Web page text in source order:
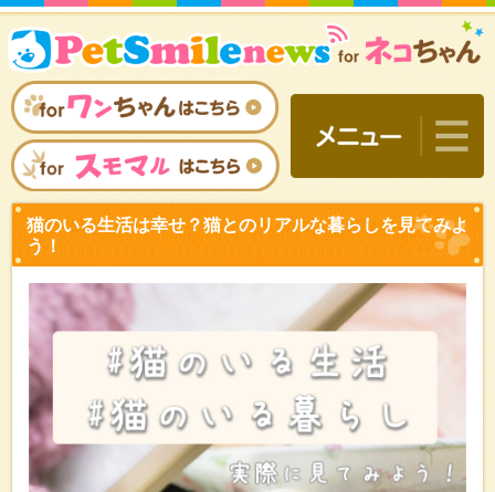
猫のいる生活は幸せ？猫と